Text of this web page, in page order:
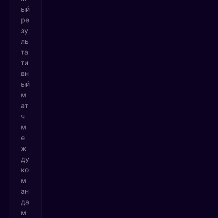
ый
ре
зу
ль
та
ти
вн
ый
м
ат
ч
м
е
ж
ду
ко
м
ан
да
м